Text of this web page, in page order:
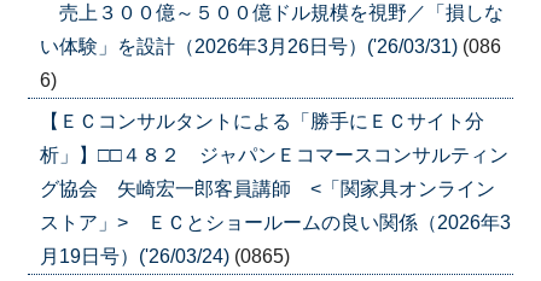
売上３００億～５００億ドル規模を視野／「損しな
い体験」を設計（2026年3月26日号）('26/03/31) (086
6)
【ＥＣコンサルタントによる「勝手にＥＣサイト分
析」】□□４８２ ジャパンＥコマースコンサルティン
グ協会 矢崎宏一郎客員講師 <「関家具オンライン
ストア」> ＥＣとショールームの良い関係（2026年3
月19日号）('26/03/24) (0865)